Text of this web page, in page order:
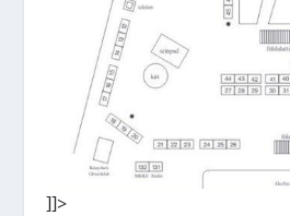
]]>